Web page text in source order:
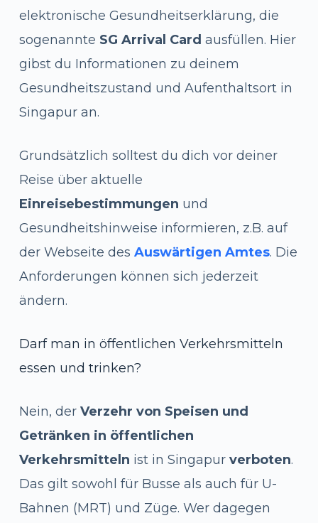
elektronische Gesundheitserklärung, die
sogenannte SG Arrival Card ausfüllen. Hier
gibst du Informationen zu deinem
Gesundheitszustand und Aufenthaltsort in
Singapur an.
Grundsätzlich solltest du dich vor deiner
Reise über aktuelle
Einreisebestimmungen und
Gesundheitshinweise informieren, z.B. auf
der Webseite des Auswärtigen Amtes. Die
Anforderungen können sich jederzeit
ändern.
Darf man in öffentlichen Verkehrsmitteln
essen und trinken?
Nein, der Verzehr von Speisen und
Getränken in öffentlichen
Verkehrsmitteln ist in Singapur verboten.
Das gilt sowohl für Busse als auch für U-
Bahnen (MRT) und Züge. Wer dagegen